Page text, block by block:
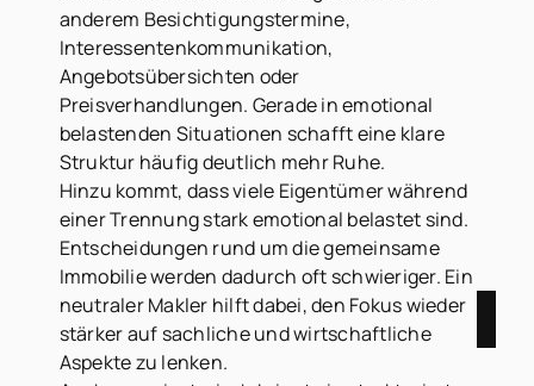
anderem Besichtigungstermine,
Interessentenkommunikation,
Angebotsübersichten oder
Preisverhandlungen. Gerade in emotional
belastenden Situationen schafft eine klare
Struktur häufig deutlich mehr Ruhe.
Hinzu kommt, dass viele Eigentümer während
einer Trennung stark emotional belastet sind.
Entscheidungen rund um die gemeinsame
Immobilie werden dadurch oft schwieriger. Ein
neutraler Makler hilft dabei, den Fokus wieder
stärker auf sachliche und wirtschaftliche
Aspekte zu lenken.